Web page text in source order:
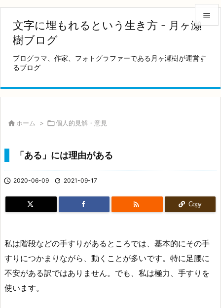
文字に埋もれるという生き方 - 月ヶ瀬
樹ブログ
プログラマ、作家、フォトグラファーである月ヶ瀬樹が運営す
るブログ



前へ
 ホーム > 個人的見解・意見
「ある」には理由がある
 2020-06-09  2021-09-17
 Copy
私は階段などの手すりがあるところでは、基本的にその手
すりにつかまりながら、動くことが多いです。特に足腰に
不安がある訳ではありません。でも、私は極力、手すりを
使います。